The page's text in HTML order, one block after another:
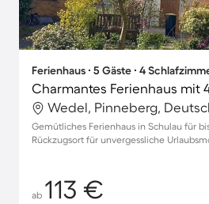
Ferienhaus ∙ 5 Gäste ∙ 4
Wedel, Pinneberg,
Gemütliches Ferienhaus in Schulau für
Rückzugsort für unvergessliche
ab 113 €